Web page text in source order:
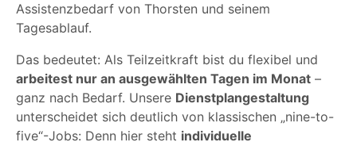
Assistenzbedarf von Thorsten und seinem
Tagesablauf.
Das bedeutet: Als Teilzeitkraft bist du flexibel und
arbeitest nur an ausgewählten Tagen im Monat –
ganz nach Bedarf. Unsere Dienstplangestaltung
unterscheidet sich deutlich von klassischen „nine-to-
five“-Jobs: Denn hier steht individuelle